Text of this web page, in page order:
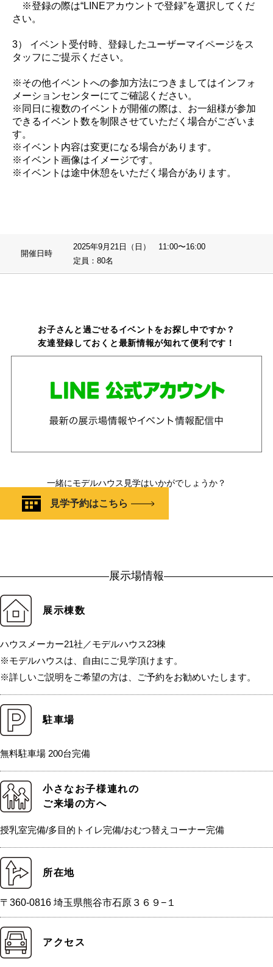
※登録の際は“LINEアカウントで登録”を選択してくだ
さい。
3） イベント受付時、登録したユーザーマイページをス
タッフにご提示ください。
※その他イベントへの参加方法につきましてはインフォ
メーションセンターにてご確認ください。
※同日に複数のイベントが開催の際は、お一組様が参加
できるイベント数を制限させていただく場合がございま
す。
※イベント内容は変更になる場合があります。
※イベント画像はイメージです。
※イベントは途中休憩をいただく場合があります。
開催日時
2025年9月21日（日） 11:00〜16:00
定員：80名
お子さんと過ごせるイベントをお探し中ですか？
友達登録しておくと最新情報が知れて便利です！
一緒にモデルハウス見学はいかがでしょうか？
見学予約はこちら
展示場情報
展示棟数
ハウスメーカー21社／モデルハウス23棟
※モデルハウスは、自由にご見学頂けます。
※詳しいご説明をご希望の方は、ご予約をお勧めいたします。
駐車場
無料駐車場 200台完備
小さなお子様連れの
ご来場の方へ
授乳室完備/多目的トイレ完備/おむつ替えコーナー完備
所在地
〒360-0816 埼玉県熊谷市石原３６９−１
アクセス